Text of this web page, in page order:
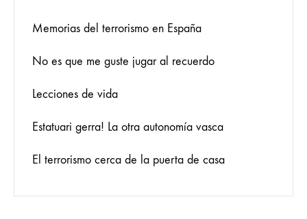
Memorias del terrorismo en España
No es que me guste jugar al recuerdo
Lecciones de vida
Estatuari gerra! La otra autonomía vasca
El terrorismo cerca de la puerta de casa